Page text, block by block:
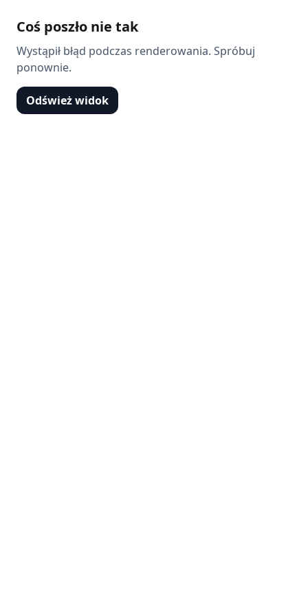
Coś poszło nie tak
Wystąpił błąd podczas renderowania. Spróbuj
ponownie.
Odśwież widok